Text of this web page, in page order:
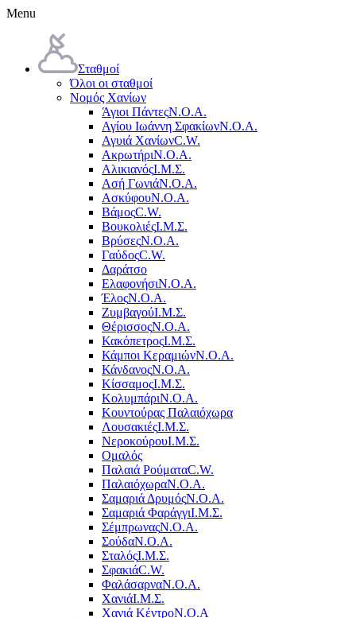
Menu
Σταθμοί
Όλοι οι σταθμοί
Νομός Χανίων
Άγιοι ΠάντεςΝ.Ο.Α.
Αγίου Ιωάννη ΣφακίωνΝ.Ο.Α.
Αγυιά ΧανίωνC.W.
ΑκρωτήριΝ.Ο.Α.
ΑλικιανόςΙ.Μ.Σ.
Ασή ΓωνιάΝ.Ο.Α.
ΑσκύφουΝ.Ο.Α.
ΒάμοςC.W.
ΒουκολιέςΙ.Μ.Σ.
ΒρύσεςΝ.Ο.Α.
ΓαύδοςC.W.
Δαράτσο
ΕλαφονήσιΝ.Ο.Α.
ΈλοςΝ.Ο.Α.
ΖυμβαγούΙ.Μ.Σ.
ΘέρισσοςΝ.Ο.Α.
ΚακόπετροςΙ.Μ.Σ.
Κάμποι ΚεραμιώνΝ.Ο.Α.
ΚάνδανοςΝ.Ο.Α.
ΚίσσαμοςΙ.Μ.Σ.
ΚολυμπάριΝ.Ο.Α.
Κουντούρας Παλαιόχωρα
ΛουσακιέςΙ.Μ.Σ.
ΝεροκούρουΙ.Μ.Σ.
Ομαλός
Παλαιά ΡούματαC.W.
ΠαλαιόχωραΝ.Ο.Α.
Σαμαριά ΔρυμόςΝ.Ο.Α.
Σαμαριά ΦαράγγιΙ.Μ.Σ.
ΣέμπρωναςΝ.Ο.Α.
ΣούδαΝ.Ο.Α.
ΣταλόςΙ.Μ.Σ.
ΣφακιάC.W.
ΦαλάσαρναΝ.Ο.Α.
ΧανιάΙ.Μ.Σ.
Χανιά ΚέντροN.O.A